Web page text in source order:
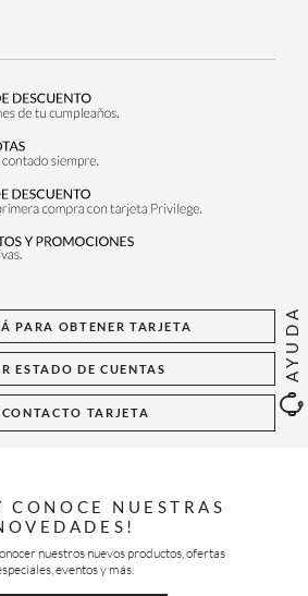
AYUDA
PARA OBTENER TARJETA
ESTADO DE CUENTAS
CONTACTO TARJETA
CONOCE NUESTRAS
nuestros nuevos productos, ofertas
eventos y más.